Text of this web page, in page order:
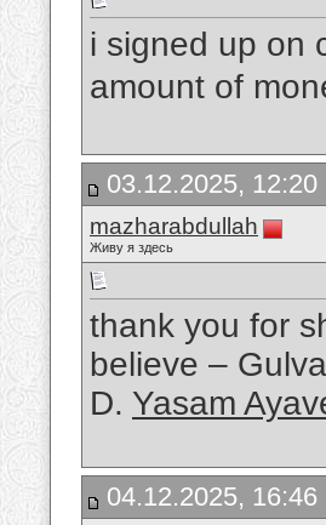
i signed up on
amount of
03.12.2025, 12:20
mazharabdullah
Живу я здесь
thank you for
believe –
D. Yasam
04.12.2025, 16:46